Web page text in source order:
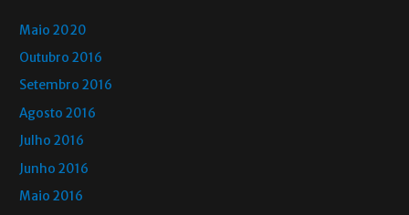
Maio 2020
Outubro 2016
Setembro 2016
Agosto 2016
Julho 2016
Junho 2016
Maio 2016